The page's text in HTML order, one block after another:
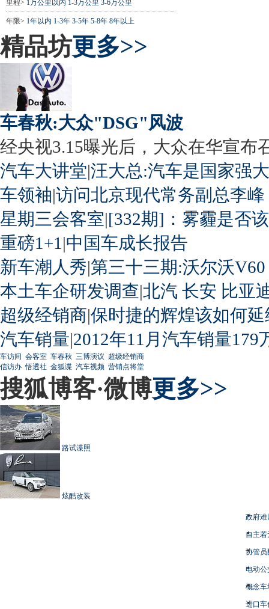
里程> 1万公里以内 1-3万公里 3-6万公里
年限> 1年以内 1-3年 3-5年 5-8年 8年以上
精品坊更多>>
车春秋:大众"DSG"风波
经央视3.15曝光后，大众在华宣布
汽车大讲堂|汪大总:汽车是国家强
车领袖|访问北京现代常务副总李峰
星期三会客室|[332期]：雾霾是否
重磅1+1 |中国车成长报告
新车潮人秀|第三十三期:沃尔沃
本土车企研发调查|北汽 长安 比亚
超级经销商|保时捷的辉煌该如何延
汽车销量|2012年11月汽车销量179
车访间 会客室 车春秋 三博演议 超级经销商
信访办 悟透社 金狐谍 汽车视频 营销点将堂
搜狐博客·微博更多>>
路试谍照
炫酷改装
政府难
自主
协管员
电动
概念车
进口车